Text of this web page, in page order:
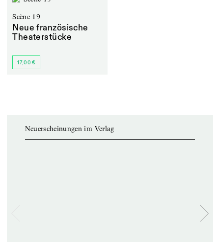
Scène 19
Neue französische
Theaterstücke
17,00 €
Neuerscheinungen im Verlag